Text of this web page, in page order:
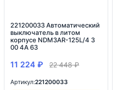
221200033 Автоматический
выключатель в литом
корпусе NDM3AR-125L/4 3
00 4A 63
11 224 ₽ 22 448₽
Артикул:221200033